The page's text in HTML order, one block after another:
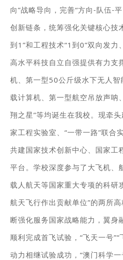
向”战略导向，完善“方向-队伍-
创新链条，统筹强化关键核心技
到1”和工程技术“1到0”双向发
高水平科技自立自强提供有力支
机、第一型50公斤级水下无人
载计算机、第一型航空吊放声呐
翔之星”等均诞生在我校。现牵
家工程实验室、“一带一路”联合
共建国家技术创新中心、国家工
平台。学校深度参与了大飞机、
载人航天等国家重大专项的科研
航天飞行作出贡献单位”的两所
断强化服务国家战略能力，翼身
顺利完成首飞试验，“飞天一号
动力相继试验成功，“澳门科学